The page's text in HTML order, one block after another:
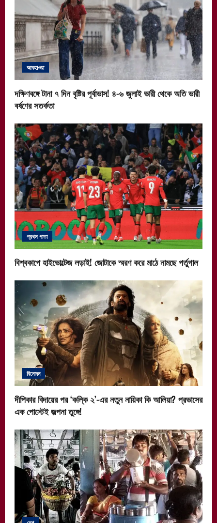
আবহাওয়া
দক্ষিণবঙ্গে টানা ৭ দিন বৃষ্টির পূর্বাভাস! ৪-৬ জুলাই ভারী থেকে অতি ভারী
বর্ষণের সতর্কতা
প্রথম পাতা
বিশ্বকাপে হাইভোল্টেজ লড়াই! জোটাকে স্মরণ করে মাঠে নামছে পর্তুগাল
বিনোদন
দীপিকার বিদায়ের পর ‘কল্কি ২’-এর নতুন নায়িকা কি আলিয়া? প্রভাসের
এক পোস্টেই জল্পনা তুঙ্গে!